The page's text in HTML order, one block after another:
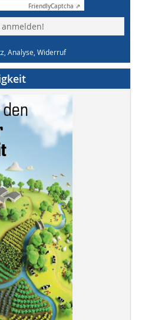
FriendlyCaptcha ⇗
anmelden!
Analyse, Widerruf